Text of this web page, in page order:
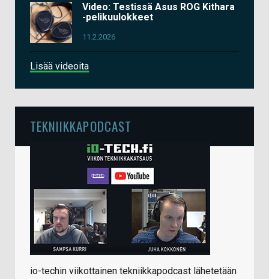
Video: Testissä Asus ROG Kithara
-pelikuulokkeet
11.2.2026
Lisää videoita
TEKNIIKKAPODCAST
io-techin viikottainen tekniikkapodcast lähetetään